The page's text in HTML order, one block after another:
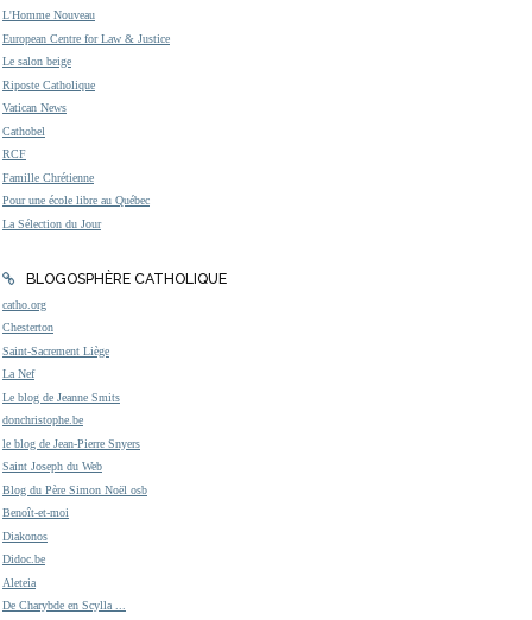
L'Homme Nouveau
European Centre for Law & Justice
Le salon beige
Riposte Catholique
Vatican News
Cathobel
RCF
Famille Chrétienne
Pour une école libre au Québec
La Sélection du Jour
BLOGOSPHÈRE CATHOLIQUE
catho.org
Chesterton
Saint-Sacrement Liège
La Nef
Le blog de Jeanne Smits
donchristophe.be
le blog de Jean-Pierre Snyers
Saint Joseph du Web
Blog du Père Simon Noël osb
Benoît-et-moi
Diakonos
Didoc.be
Aleteia
De Charybde en Scylla ...